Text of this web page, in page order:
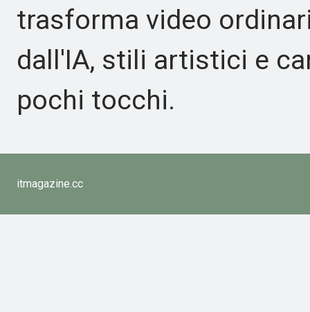
trasforma video
dall'IA, stili artistici e
pochi tocchi.
itmagazine.cc